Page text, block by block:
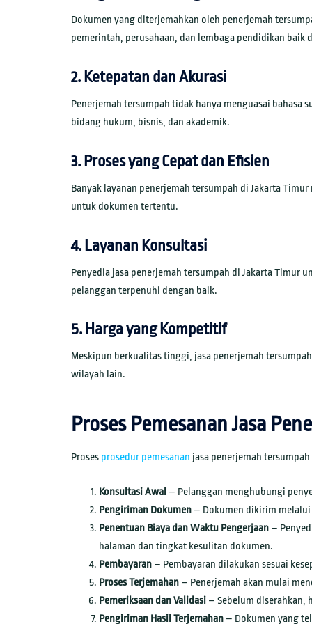
Dokumen yang diterjemahkan oleh penerjemah
pemerintah, perusahaan, dan lembaga pendidikan baik
2. Ketepatan dan Akurasi
Penerjemah tersumpah tidak hanya menguasai
bidang hukum, bisnis, dan akademik.
3. Proses yang Cepat dan Efisien
Banyak layanan penerjemah tersumpah di Jakarta
untuk dokumen tertentu.
4. Layanan Konsultasi
Penyedia jasa penerjemah tersumpah di Jakarta Timur
pelanggan terpenuhi dengan baik.
5. Harga yang Kompetitif
Meskipun berkualitas tinggi, jasa penerjemah
wilayah lain.
Proses Pemesanan Jasa
Proses prosedur pemesanan jasa penerjemah
Konsultasi Awal – Pelanggan menghubungi
Pengiriman Dokumen – Dokumen dikirim
Penentuan Biaya dan Waktu Pengerjaan –
halaman dan tingkat kesulitan dokumen.
Pembayaran – Pembayaran dilakukan sesuai
Proses Terjemahan – Penerjemah akan mulai
Pemeriksaan dan Validasi – Sebelum diserahkan,
Pengiriman Hasil Terjemahan – Dokumen yang